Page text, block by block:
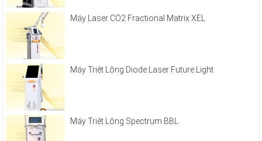
Máy Laser CO2 Fractional Matrix XEL
Máy Triệt Lông Diode Laser Future Light
Máy Triệt Lông Spectrum BBL